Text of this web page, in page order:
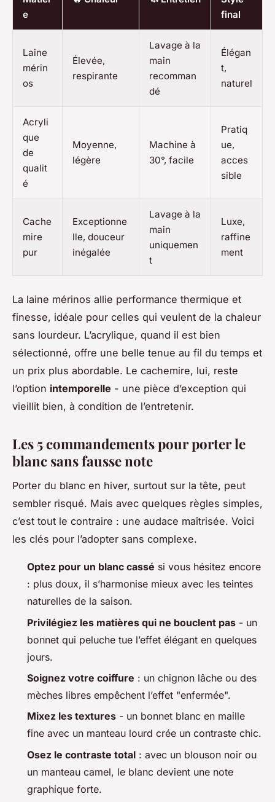
e
final
Laine
mérin
os
Élevée,
respirante
Lavage à la
main
recomman
dé
Élégan
t,
naturel
Acryli
que
de
qualit
é
Moyenne,
légère
Machine à
30°, facile
Pratiq
ue,
acces
sible
Cache
mire
pur
Exceptionne
lle, douceur
inégalée
Lavage à la
main
uniquemen
t
Luxe,
raffine
ment
La laine mérinos allie performance thermique et
finesse, idéale pour celles qui veulent de la chaleur
sans lourdeur. L’acrylique, quand il est bien
sélectionné, offre une belle tenue au fil du temps et
un prix plus abordable. Le cachemire, lui, reste
l’option intemporelle - une pièce d’exception qui
vieillit bien, à condition de l’entretenir.
Les 5 commandements pour porter le
blanc sans fausse note
Porter du blanc en hiver, surtout sur la tête, peut
sembler risqué. Mais avec quelques règles simples,
c’est tout le contraire : une audace maîtrisée. Voici
les clés pour l’adopter sans complexe.
Optez pour un blanc cassé si vous hésitez encore
: plus doux, il s’harmonise mieux avec les teintes
naturelles de la saison.
Privilégiez les matières qui ne bouclent pas - un
bonnet qui peluche tue l’effet élégant en quelques
jours.
Soignez votre coiffure : un chignon lâche ou des
mèches libres empêchent l’effet "enfermée".
Mixez les textures - un bonnet blanc en maille
fine avec un manteau lourd crée un contraste chic.
Osez le contraste total : avec un blouson noir ou
un manteau camel, le blanc devient une note
graphique forte.